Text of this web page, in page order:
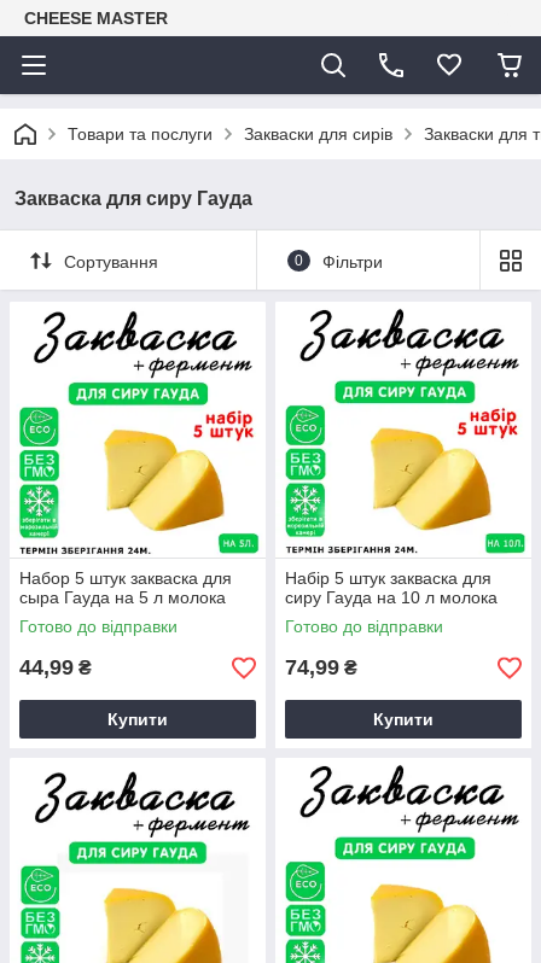
CHEESE MASTER
Товари та послуги Закваски для сирів Закваски для
Закваска для сиру Гауда
Сортування 0 Фільтри
Набор 5 штук закваска для
сыра Гауда на 5 л молока
Готово до відправки
44,99 ₴
Купити
Набір 5 штук закваска для
сиру Гауда на 10 л молока
Готово до відправки
74,99 ₴
Купити